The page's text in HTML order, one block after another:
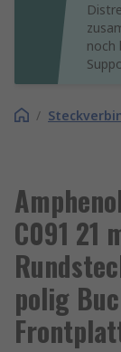
noch
/
C091 21
polig